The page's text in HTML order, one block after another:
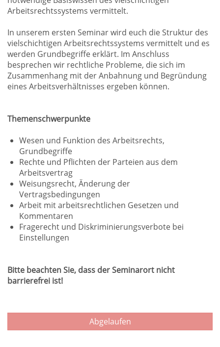
Arbeitsrechtssystems vermittelt.
In unserem ersten Seminar wird euch die Struktur des
vielschichtigen Arbeitsrechtssystems vermittelt und es
werden Grundbegriffe erklärt. Im Anschluss
besprechen wir rechtliche Probleme, die sich im
Zusammenhang mit der Anbahnung und Begründung
eines Arbeitsverhältnisses ergeben können.
Themenschwerpunkte
Wesen und Funktion des Arbeitsrechts,
Grundbegriffe
Rechte und Pflichten der Parteien aus dem
Arbeitsvertrag
Weisungsrecht, Änderung der
Vertragsbedingungen
Arbeit mit arbeitsrechtlichen Gesetzen und
Kommentaren
Fragerecht und Diskriminierungsverbote bei
Einstellungen
Bitte beachten Sie, dass der Seminarort nicht
barrierefrei ist!
Abgelaufen